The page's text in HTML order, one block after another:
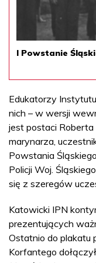
I Powstanie
Edukatorzy
nich – w wersji
jest postaci Roberta
marynarza,
Powstania
Policji Woj.
się z szeregów
Katowicki IPN
prezentujących
Ostatnio do plakatu
Korfantego